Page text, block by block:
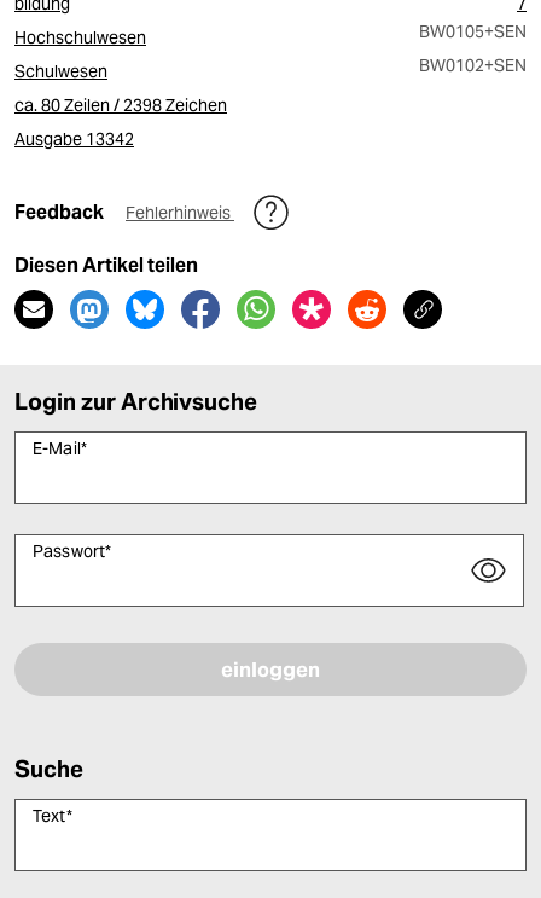
Hochschulwesen
BW0105+SEN
Schulwesen
BW0102+SEN
ca. 80 Zeilen / 2398 Zeichen
Ausgabe 13342
Feedback Fehlerhinweis
Diesen Artikel teilen
Login zur Archivsuche
E-Mail*
Passwort*
Suche
Text*